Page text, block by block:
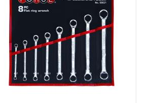
Набор ключей рожково-накидных на
полотне 26 пр. (6-32 мм) (FORCE 5261C)